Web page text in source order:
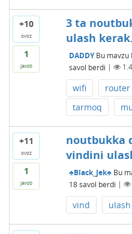
+10
ovoz
1
javob
3 ta
ulash kerak.
DADDY Bu mavzu
savol berdi |
wifi router
tarmoq
+11
ovoz
1
javob
noutbukka
vindini
♣Black_Jek♣ Bu
18 savol berdi |
vind ulash